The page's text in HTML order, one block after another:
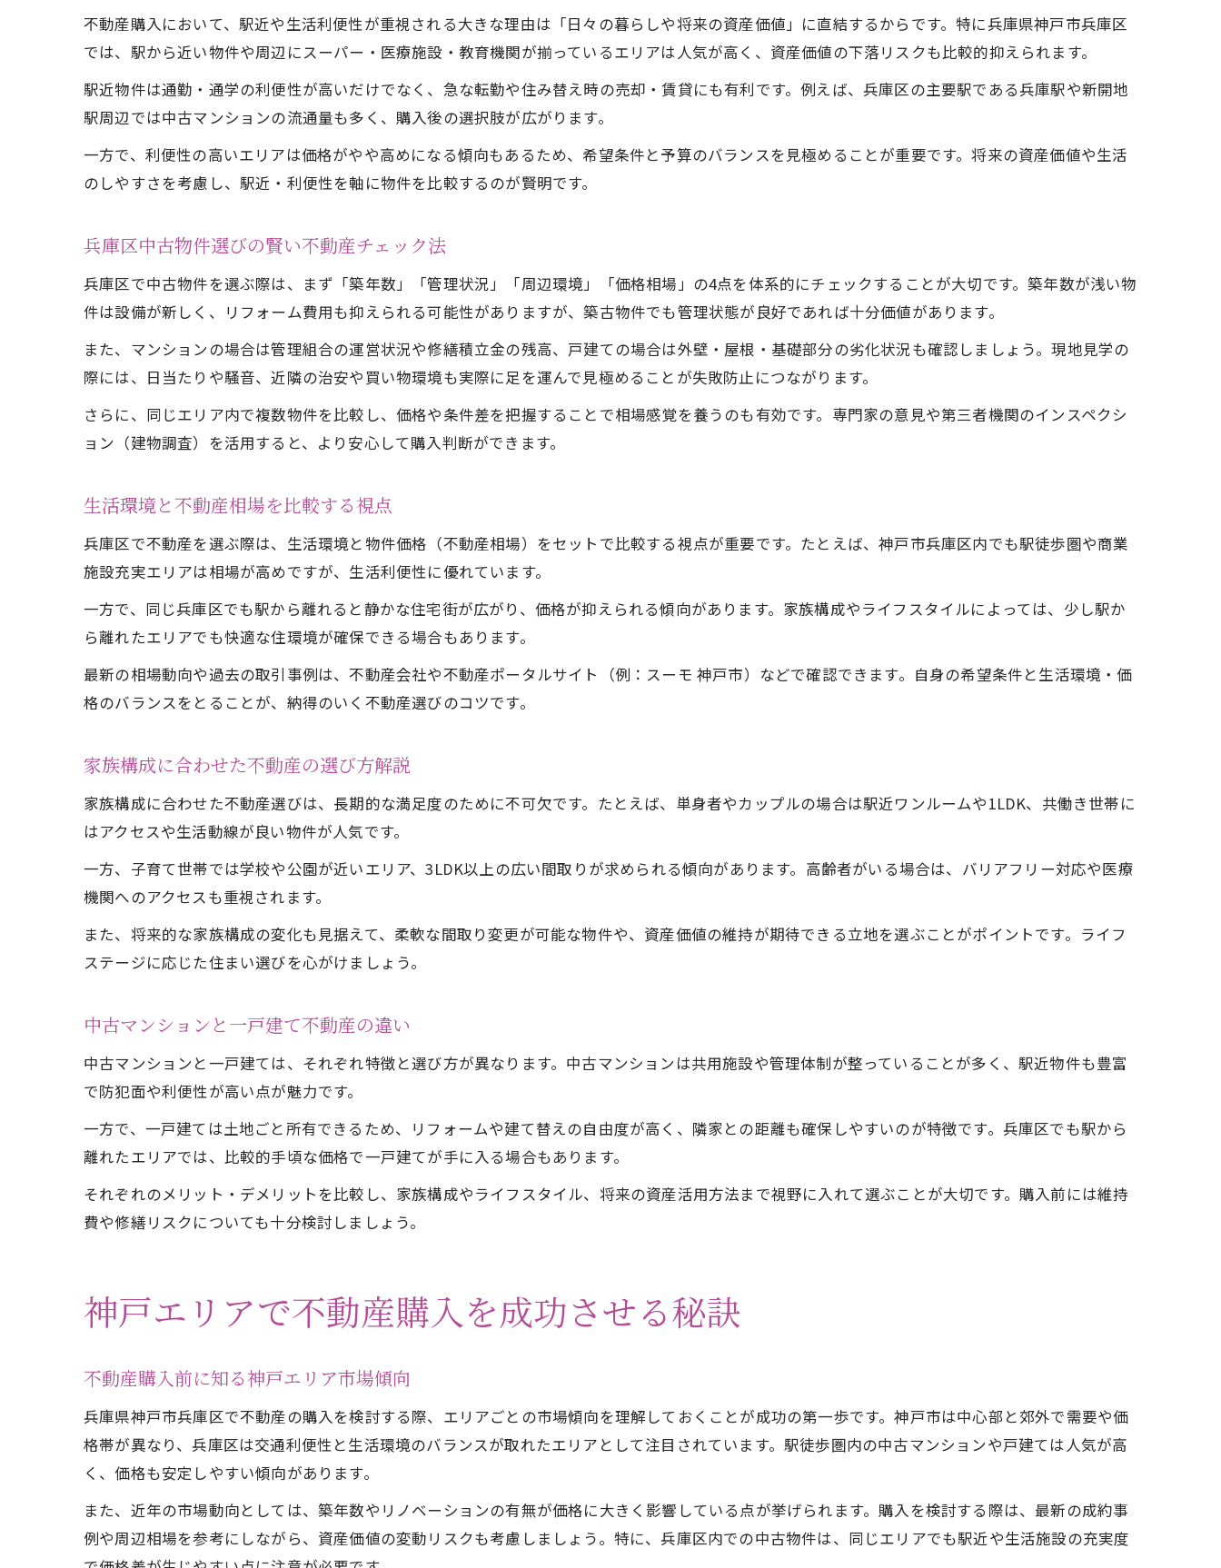
不動産売買の交渉で得するチェックリスト
神戸エリア不動産の将来価値を見極める
生活利便性から考える兵庫区不動産の魅力
兵庫区の生活利便性と不動産選びの関係性
駅近不動産が人気の理由と具体的な効果
スーパーや病院充実エリアの不動産探し方
中古マンション検討時の注意ポイント解説
中古マンション不動産の築年数と資産価値
間取りや広さ選びで重視したい不動産条件
管理状況で見る不動産の安心度チェック法
住宅ローン利用時の不動産審査ポイント
設備やリフォーム可能な不動産を確認する
不動産売買のタイミングを見極める方法
中古物件と新築不動産の価格差を比較する
兵庫区で人気の不動産タイプをチェック
投資目的で注目の不動産市場のポイント
家族構成別にみる理想の住まい実現法
単身者向け不動産選びと生活利便性の評価
家族人数別に最適な不動産間取りの選び方
不動産購入において、駅近や生活利便性が重視される大きな理由は「日々の暮らしや将来の資産価値」に直結するからです。特に兵庫県神戸市兵庫区
では、駅から近い物件や周辺にスーパー・医療施設・教育機関が揃っているエリアは人気が高く、資産価値の下落リスクも比較的抑えられます。
駅近物件は通勤・通学の利便性が高いだけでなく、急な転勤や住み替え時の売却・賃貸にも有利です。例えば、兵庫区の主要駅である兵庫駅や新開地
駅周辺では中古マンションの流通量も多く、購入後の選択肢が広がります。
一方で、利便性の高いエリアは価格がやや高めになる傾向もあるため、希望条件と予算のバランスを見極めることが重要です。将来の資産価値や生活
のしやすさを考慮し、駅近・利便性を軸に物件を比較するのが賢明です。
兵庫区中古物件選びの賢い不動産チェック法
兵庫区で中古物件を選ぶ際は、まず「築年数」「管理状況」「周辺環境」「価格相場」の4点を体系的にチェックすることが大切です。築年数が浅い物
件は設備が新しく、リフォーム費用も抑えられる可能性がありますが、築古物件でも管理状態が良好であれば十分価値があります。
また、マンションの場合は管理組合の運営状況や修繕積立金の残高、戸建ての場合は外壁・屋根・基礎部分の劣化状況も確認しましょう。現地見学の
際には、日当たりや騒音、近隣の治安や買い物環境も実際に足を運んで見極めることが失敗防止につながります。
さらに、同じエリア内で複数物件を比較し、価格や条件差を把握することで相場感覚を養うのも有効です。専門家の意見や第三者機関のインスペクシ
ョン（建物調査）を活用すると、より安心して購入判断ができます。
生活環境と不動産相場を比較する視点
兵庫区で不動産を選ぶ際は、生活環境と物件価格（不動産相場）をセットで比較する視点が重要です。たとえば、神戸市兵庫区内でも駅徒歩圏や商業
施設充実エリアは相場が高めですが、生活利便性に優れています。
一方で、同じ兵庫区でも駅から離れると静かな住宅街が広がり、価格が抑えられる傾向があります。家族構成やライフスタイルによっては、少し駅か
ら離れたエリアでも快適な住環境が確保できる場合もあります。
最新の相場動向や過去の取引事例は、不動産会社や不動産ポータルサイト（例：スーモ 神戸市）などで確認できます。自身の希望条件と生活環境・価
格のバランスをとることが、納得のいく不動産選びのコツです。
家族構成に合わせた不動産の選び方解説
家族構成に合わせた不動産選びは、長期的な満足度のために不可欠です。たとえば、単身者やカップルの場合は駅近ワンルームや1LDK、共働き世帯に
はアクセスや生活動線が良い物件が人気です。
一方、子育て世帯では学校や公園が近いエリア、3LDK以上の広い間取りが求められる傾向があります。高齢者がいる場合は、バリアフリー対応や医療
機関へのアクセスも重視されます。
また、将来的な家族構成の変化も見据えて、柔軟な間取り変更が可能な物件や、資産価値の維持が期待できる立地を選ぶことがポイントです。ライフ
ステージに応じた住まい選びを心がけましょう。
中古マンションと一戸建て不動産の違い
中古マンションと一戸建ては、それぞれ特徴と選び方が異なります。中古マンションは共用施設や管理体制が整っていることが多く、駅近物件も豊富
で防犯面や利便性が高い点が魅力です。
一方で、一戸建ては土地ごと所有できるため、リフォームや建て替えの自由度が高く、隣家との距離も確保しやすいのが特徴です。兵庫区でも駅から
離れたエリアでは、比較的手頃な価格で一戸建てが手に入る場合もあります。
それぞれのメリット・デメリットを比較し、家族構成やライフスタイル、将来の資産活用方法まで視野に入れて選ぶことが大切です。購入前には維持
費や修繕リスクについても十分検討しましょう。
神戸エリアで不動産購入を成功させる秘訣
不動産購入前に知る神戸エリア市場傾向
兵庫県神戸市兵庫区で不動産の購入を検討する際、エリアごとの市場傾向を理解しておくことが成功の第一歩です。神戸市は中心部と郊外で需要や価
格帯が異なり、兵庫区は交通利便性と生活環境のバランスが取れたエリアとして注目されています。駅徒歩圏内の中古マンションや戸建ては人気が高
く、価格も安定しやすい傾向があります。
また、近年の市場動向としては、築年数やリノベーションの有無が価格に大きく影響している点が挙げられます。購入を検討する際は、最新の成約事
例や周辺相場を参考にしながら、資産価値の変動リスクも考慮しましょう。特に、兵庫区内での中古物件は、同じエリアでも駅近や生活施設の充実度